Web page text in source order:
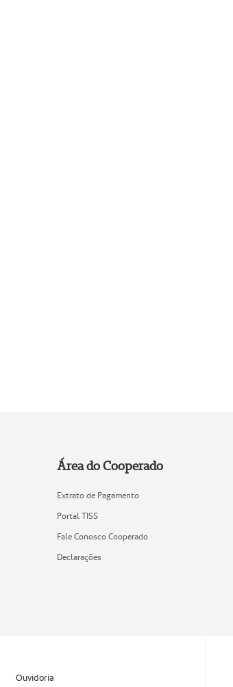
Área do Cooperado
Extrato de Pagamento
Portal TISS
Fale Conosco Cooperado
Declarações
Ouvidoria